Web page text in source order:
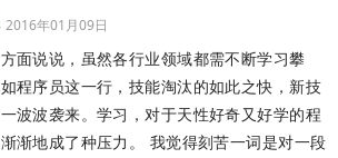
2016年01月09日
面说说，虽然各行业领域都需不断学习攀
程序员这一行，技能淘汰的如此之快，新技
波波袭来。学习，对于天性好奇又好学的程
渐地成了种压力。 我觉得刻苦一词是对一段